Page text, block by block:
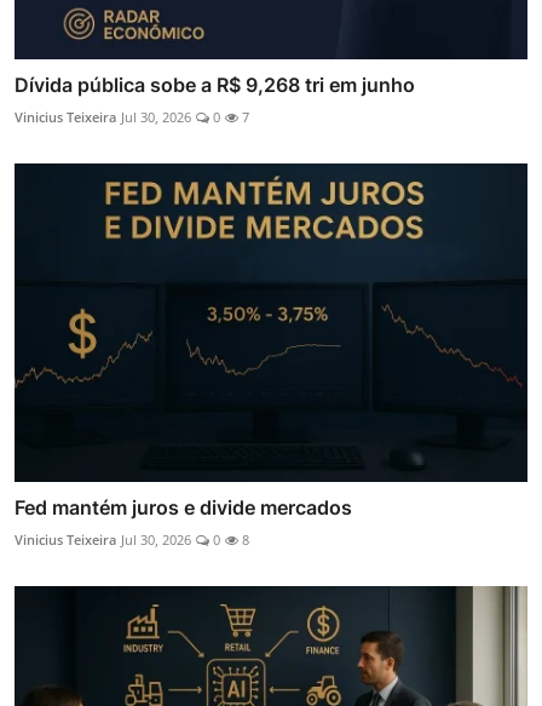
Dívida pública sobe a R$ 9,268 tri em junho
Vinicius Teixeira Jul 30, 2026 0 7
Fed mantém juros e divide mercados
Vinicius Teixeira Jul 30, 2026 0 8